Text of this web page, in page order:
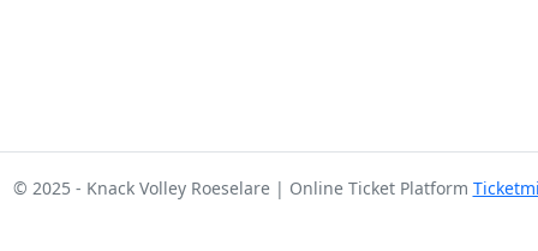
© 2025 - Knack Volley Roeselare | Online Ticket Platform